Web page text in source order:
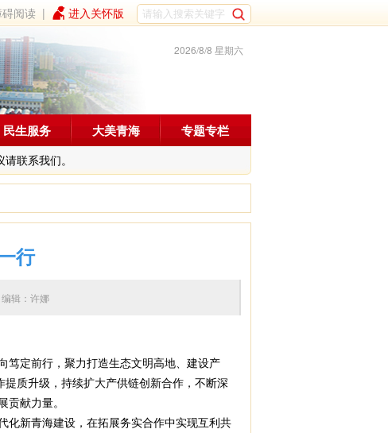
阅读 | 进入关怀版
2026/8/8 星期六
联系我们。
民生服务 大美青海 专题专栏
行
编辑：许娜
定前行，聚力打造生态文明高地、建设产
质升级，持续扩大产供链创新合作，不断深
献力量。
新青海建设，在拓展务实合作中实现互利共